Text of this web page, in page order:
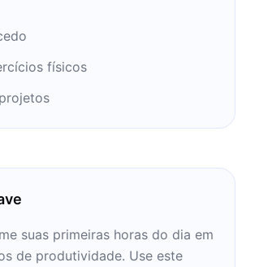
físicos
suas primeiras horas do dia em
de produtividade. Use este